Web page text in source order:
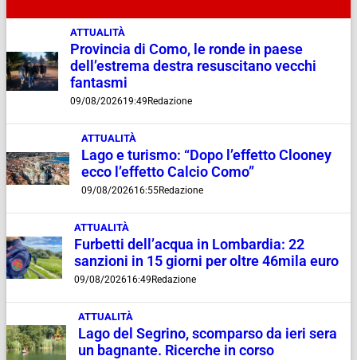
ATTUALITÀ
Provincia di Como, le ronde in paese
dell’estrema destra resuscitano vecchi
fantasmi
09/08/202619:49 Redazione
ATTUALITÀ
Lago e turismo: “Dopo l’effetto Clooney
ecco l’effetto Calcio Como”
09/08/202616:55Redazione
ATTUALITÀ
Furbetti dell’acqua in Lombardia: 22
sanzioni in 15 giorni per oltre 46mila euro
09/08/202616:49 Redazione
ATTUALITÀ
Lago del Segrino, scomparso da ieri sera
un bagnante. Ricerche in corso